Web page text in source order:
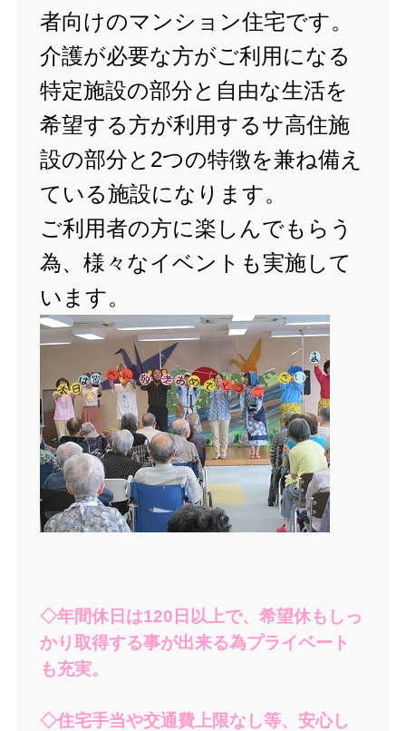
者向けのマンション住宅です。
介護が必要な方がご利用になる
特定施設の部分と自由な生活を
希望する方が利用するサ高住施
設の部分と2つの特徴を兼ね備え
ている施設になります。
ご利用者の方に楽しんでもらう
為、様々なイベントも実施して
います。
◇年間休日は120日以上で、希望休もしっ
かり取得する事が出来る為プライベート
も充実。
◇住宅手当や交通費上限なし等、安心し